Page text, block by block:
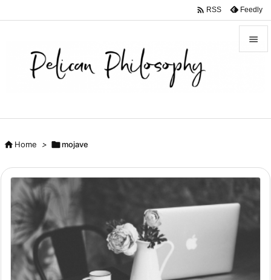

次へ

 RSS Feedly
Home > mojave